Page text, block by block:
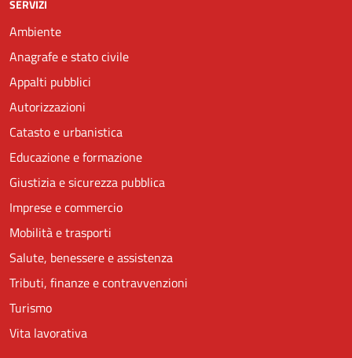
SERVIZI
Ambiente
Anagrafe e stato civile
Appalti pubblici
Autorizzazioni
Catasto e urbanistica
Educazione e formazione
Giustizia e sicurezza pubblica
Imprese e commercio
Mobilità e trasporti
Salute, benessere e assistenza
Tributi, finanze e contravvenzioni
Turismo
Vita lavorativa